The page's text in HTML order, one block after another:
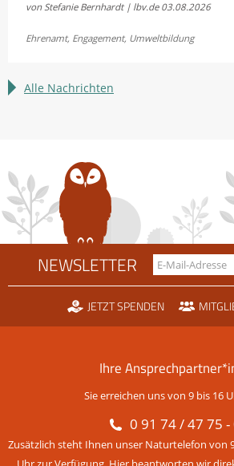
schützen
Erfahrungen
LBV
von Stefanie Bernhardt | lbv.de 03.08.2026
Ehrenamt, Engagement, Umweltbildung
Alle Nachrichten
NEWSLETTER
JETZT SPENDEN
Ihre
Sie erreichen uns von 9 bis 16
0 91 74 / 47 75 -
Zusätzlich steht Ihnen unser Naturtelefon von